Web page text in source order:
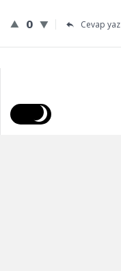
0 Cevap yaz